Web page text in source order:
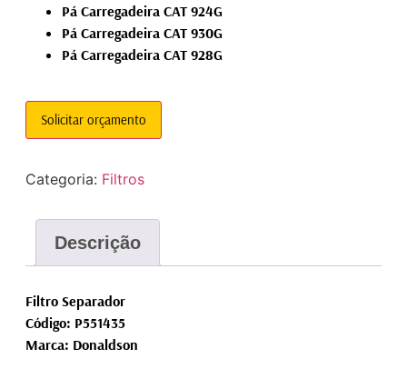
Pá Carregadeira CAT 924G
Pá Carregadeira CAT 930G
Pá Carregadeira CAT 928G
Solicitar orçamento
Categoria: Filtros
Descrição
Filtro Separador
Código: P551435
Marca: Donaldson